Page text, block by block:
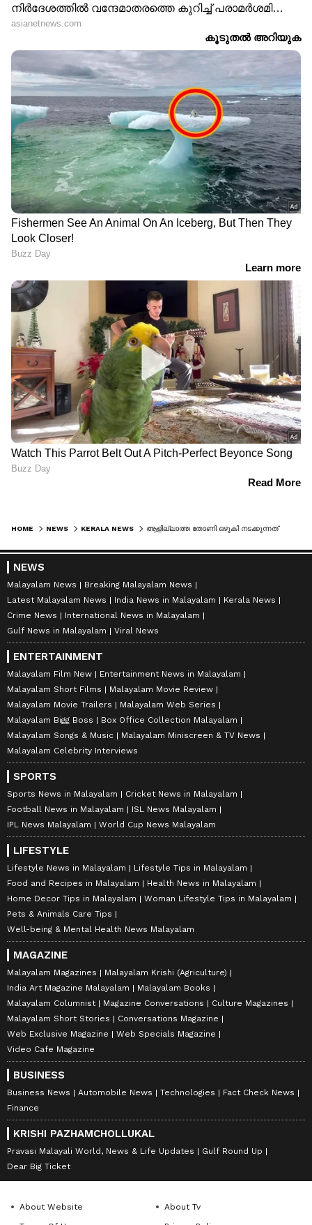
HOME NEWS KERALA NEWS
NEWS
Malayalam News
Breaking Malayalam News
Latest Malayalam News
India News in Malayalam
Kerala News
Crime News
International News in Malayalam
Gulf News in Malayalam
Viral News
ENTERTAINMENT
Malayalam Film New
Entertainment News in Malayalam
Malayalam Short Films
Malayalam Movie Review
Malayalam Movie Trailers
Malayalam Web Series
Malayalam Bigg Boss
Box Office Collection Malayalam
Malayalam Songs & Music
Malayalam Miniscreen & TV News
Malayalam Celebrity Interviews
SPORTS
Sports News in Malayalam
Cricket News in Malayalam
Football News in Malayalam
ISL News Malayalam
IPL News Malayalam
World Cup News Malayalam
LIFESTYLE
Lifestyle News in Malayalam
Lifestyle Tips in Malayalam
Food and Recipes in Malayalam
Health News in Malayalam
Home Decor Tips in Malayalam
Woman Lifestyle Tips in Malayalam
Pets & Animals Care Tips
Well-being & Mental Health News Malayalam
MAGAZINE
Malayalam Magazines
Malayalam Krishi (Agriculture)
India Art Magazine Malayalam
Malayalam Books
Malayalam Columnist
Magazine Conversations
Culture Magazines
Malayalam Short Stories
Conversations Magazine
Web Exclusive Magazine
Web Specials Magazine
Video Cafe Magazine
BUSINESS
Business News Automobile News Technologies
Fact Check News
Finance
KRISHI PAZHAMCHOLLUKAL
Pravasi Malayali World, News & Life Updates
Gulf Round Up
Dear Big Ticket
About Website
About Tv